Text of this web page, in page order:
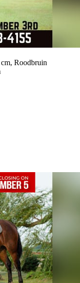
Roodbruin